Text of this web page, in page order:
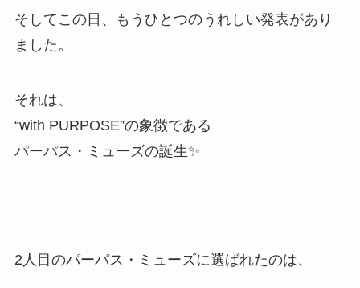
そしてこの日、もうひとつのうれしい発表があり
ました。
それは、
“with PURPOSE”の象徴である
パーパス・ミューズの誕生✨
2人目のパーパス・ミューズに選ばれたのは、